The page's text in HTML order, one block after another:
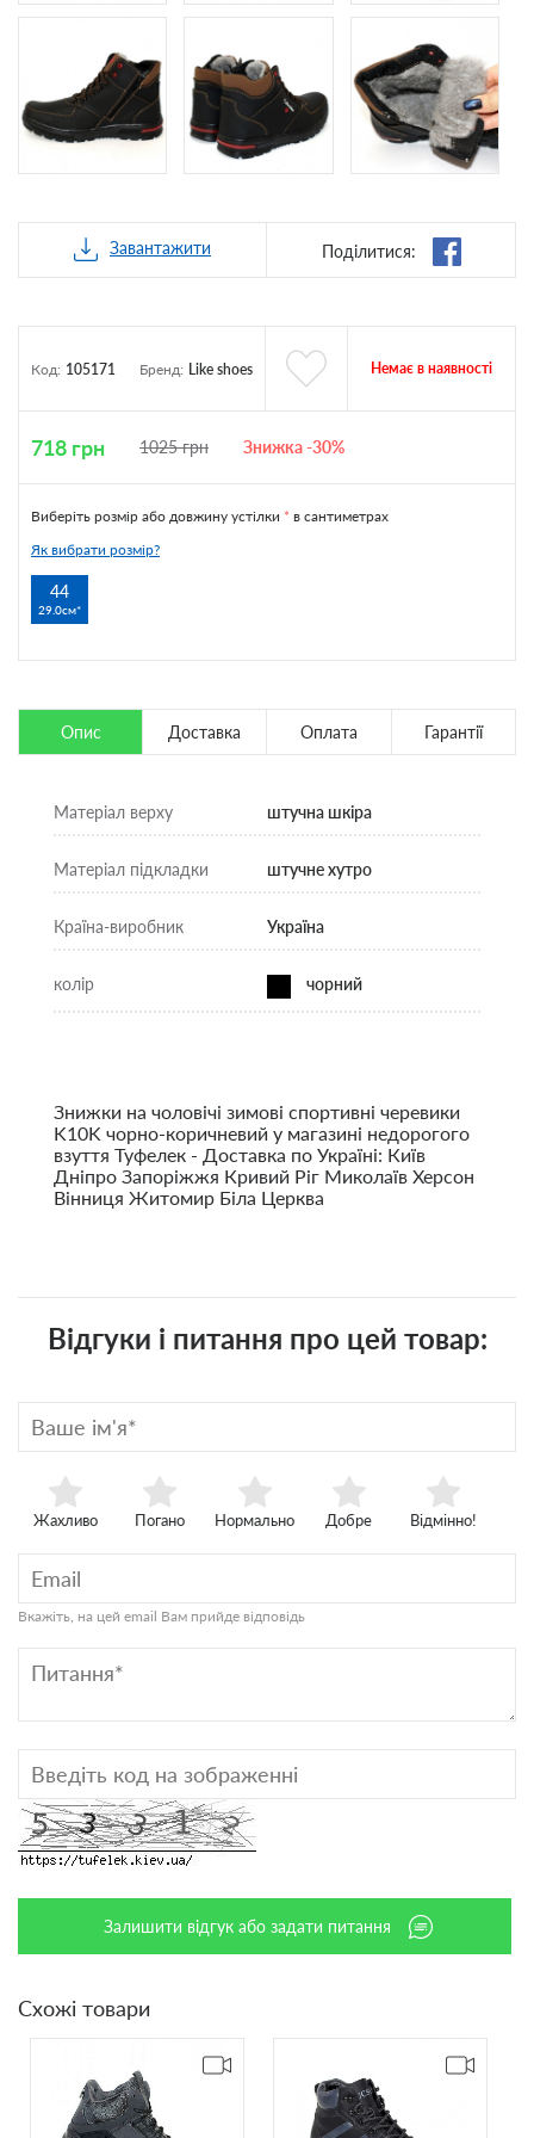
Завантажити Поділитися:
Код: 105171 Бренд: Like shoes Немає в наявності
718 грн 1025грн Знижка -30%
Виберіть розмір або довжину устілки * в сантиметрах
Як вибрати розмір?
44
29.0см
Опис Доставка Оплата Гарантії
Матеріал верху штучна шкіра
Матеріал підкладки штучне хутро
Країна-виробник Україна
колір чорний
Знижки на чоловічі зимові спортивні черевики
K10K чорно-коричневий у магазині недорогого
взуття Туфелек - Доставка по Україні: Київ
Дніпро Запоріжжя Кривий Ріг Миколаїв Херсон
Вінниця Житомир Біла Церква
Відгуки і питання про цей товар:
Жахливо Погано Нормально Добре Відмінно!
Вкажіть, на цей email Вам прийде відповідь
Залишити відгук або задати питання
Схожі товари